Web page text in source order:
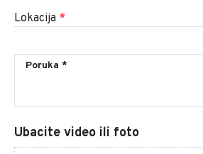
Lokacija *
Ubacite video ili foto